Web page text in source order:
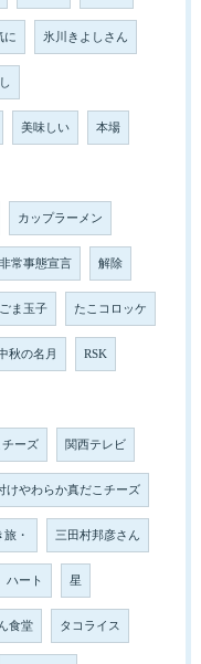
に 氷川きよしさん
美味しい 本場
カップラーメン
非常事態宣言 解除
ま玉子 たこコロッケ
秋の名月 RSK
チーズ 関西テレビ
けやわらか真だこチーズ
・ 三田村邦彦さん
ハート 星
食堂 タコライス